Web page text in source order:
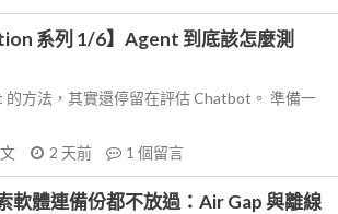
系列 1/6】Agent 到底該怎麼測
方法，其實還停留在評估 Chatbot。 準備一
2 天前 1 個留言
軟體連備份都不放過：Air Gap 與離線